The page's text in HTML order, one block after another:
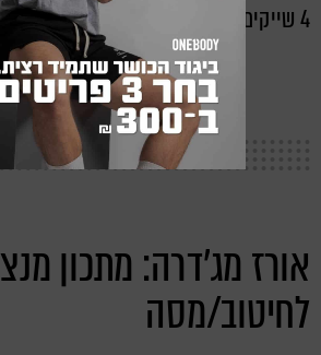
4 שייקים ירוקים בריאים, מלאים בחלבון וטעימים להפליא
אורז מג'דרה: מתכון
לחיטוב/מסה